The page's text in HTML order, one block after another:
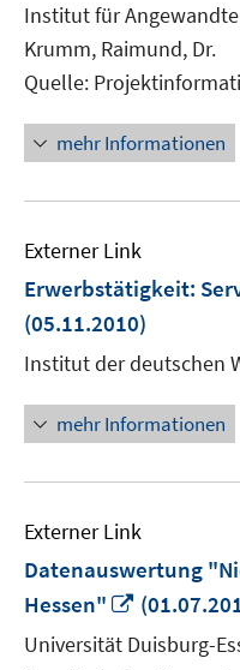
Institut für
Krumm, Raimund, Dr.
Quelle:
mehr Informationen
Externer Link
Erwerbstätigkeit:
(05.11.2010)
Institut der deutschen
mehr Informationen
Externer Link
Datenauswertung
Hessen"
In
neuem
Fenster
Universität Duisburg-